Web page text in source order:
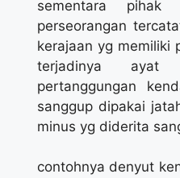
sementara pihak
perseorangan
kerajaan yg memiliki
terjadinya ayat
pertanggungan
sanggup dipakai
minus yg diderita
contohnya denyut